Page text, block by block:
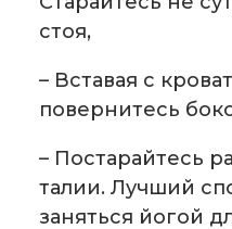
стоя,
– Вставая с
повернитесь
– Постарайтесь
талии. Лучший
заняться йогой